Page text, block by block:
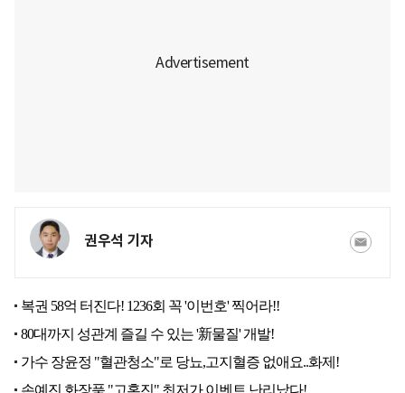
권우석 기자